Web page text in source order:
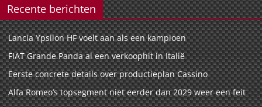
Recente berichten
Lancia Ypsilon HF voelt aan als een kampioen
FIAT Grande Panda al een verkoophit in Italië
Eerste concrete details over productieplan Cassino
Alfa Romeo’s topsegment niet eerder dan 2029 weer een feit